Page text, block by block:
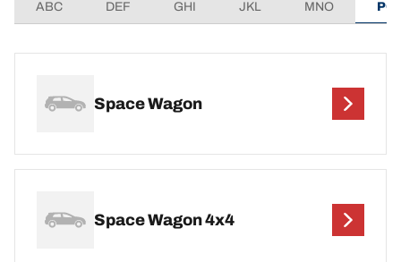
ABC DEF GHI JKL MNO
Space Wagon
Space Wagon 4x4